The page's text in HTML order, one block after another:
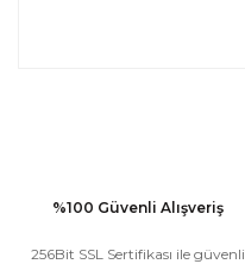
%100 Güvenli Alışveriş
256Bit SSL Sertifikası ile güvenli